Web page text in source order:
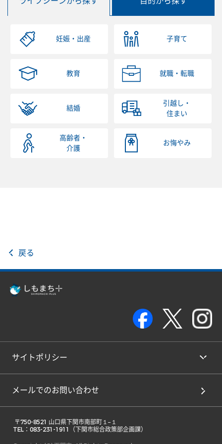
妊娠・出産 子育て
教育 就職・転職
結婚
引越し・
住まい
高齢者・
介護
お悔やみ
戻る
サイトポリシー
メールでのお問い合わせ
TEL：083-231-1911（下関市総合政策部企画課）